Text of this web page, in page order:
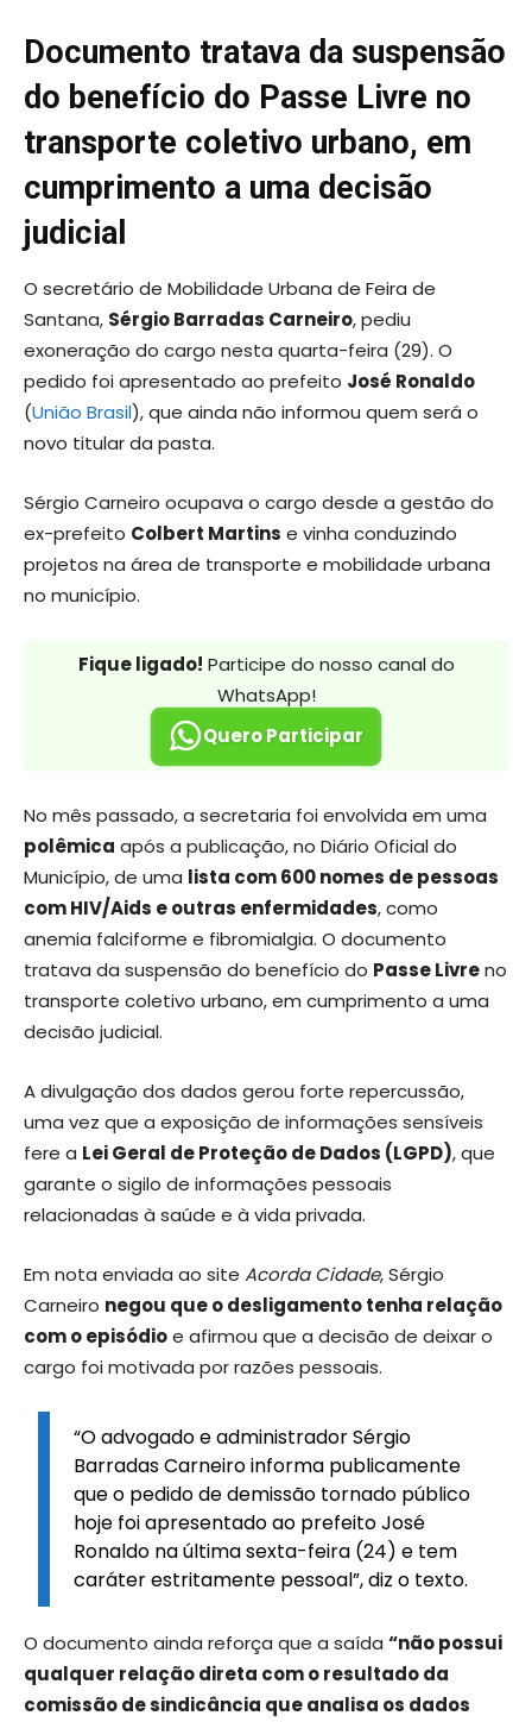
Documento tratava da suspensão
do benefício do Passe Livre no
transporte coletivo urbano, em
cumprimento a uma decisão
judicial
O secretário de Mobilidade Urbana de Feira de
Santana, Sérgio Barradas Carneiro, pediu
exoneração do cargo nesta quarta-feira (29). O
pedido foi apresentado ao prefeito José Ronaldo
(União Brasil), que ainda não informou quem será o
novo titular da pasta.
Sérgio Carneiro ocupava o cargo desde a gestão do
ex-prefeito Colbert Martins e vinha conduzindo
projetos na área de transporte e mobilidade urbana
no município.
Fique ligado! Participe do nosso canal do
WhatsApp!
Quero Participar
No mês passado, a secretaria foi envolvida em uma
polêmica após a publicação, no Diário Oficial do
Município, de uma lista com 600 nomes de pessoas
com HIV/Aids e outras enfermidades, como
anemia falciforme e fibromialgia. O documento
tratava da suspensão do benefício do Passe Livreno
transporte coletivo urbano, em cumprimento a uma
decisão judicial.
A divulgação dos dados gerou forte repercussão,
uma vez que a exposição de informações sensíveis
fere a Lei Geral de Proteção de Dados (LGPD), que
garante o sigilo de informações pessoais
relacionadas à saúde e à vida privada.
Em nota enviada ao site Acorda Cidade, Sérgio
Carneiro negou que o desligamento tenha relação
com o episódioe afirmou que a decisão de deixar o
cargo foi motivada por razões pessoais.
“O advogado e administrador Sérgio
Barradas Carneiro informa publicamente
que o pedido de demissão tornado público
hoje foi apresentado ao prefeito José
Ronaldo na última sexta-feira (24) e tem
caráter estritamente pessoal”, diz o texto.
O documento ainda reforça que a saída “não possui
qualquer relação direta com o resultado da
comissão de sindicância que analisa os dados